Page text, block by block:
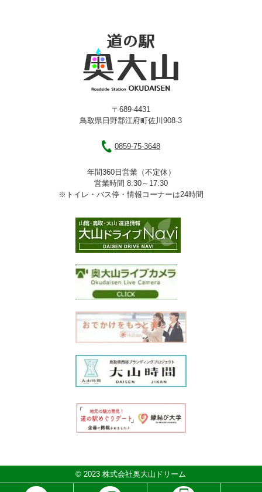
〒689-4431
鳥取県日野郡江府町佐川908-3
0859-75-3648
年間360日営業（不定休）
営業時間 8:30～17:30
※トイレ・バス停・情報コーナーは24時間
© 2023 株式会社奥大山ドリーム